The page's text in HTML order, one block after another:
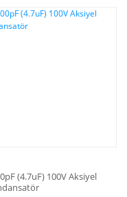
(4.7uF) 100V Aksiyel